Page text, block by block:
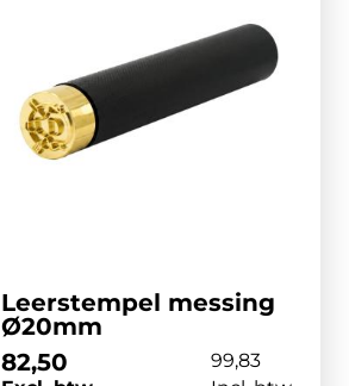
Leerstempel messing
Ø20mm
82,50
99,83